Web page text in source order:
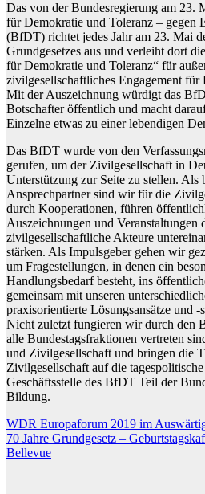
Das von der Bundesregierung am 23.
für Demokratie und Toleranz – gegen
(BfDT) richtet jedes Jahr am 23. Mai
Grundgesetzes aus und verleiht dort
für Demokratie und Toleranz“ für
zivilgesellschaftliches Engagement für
Mit der Auszeichnung würdigt das
Botschafter öffentlich und macht
Einzelne etwas zu einer lebendigen
Das BfDT wurde von den
gerufen, um der Zivilgesellschaft in
Unterstützung zur Seite zu stellen. Als
Ansprechpartner sind wir für die
durch Kooperationen, führen
Auszeichnungen und Veranstaltungen
zivilgesellschaftliche Akteure
stärken. Als Impulsgeber gehen wir
um Fragestellungen, in denen ein
Handlungsbedarf besteht, ins
gemeinsam mit unseren
praxisorientierte Lösungsansätze und
Nicht zuletzt fungieren wir durch den
alle Bundestagsfraktionen vertreten
und Zivilgesellschaft und bringen die
Zivilgesellschaft auf die
Geschäftsstelle des BfDT Teil der
Bildung.
Beitragsnavigation
WDR Europaforum 2019 im
70 Jahre Grundgesetz –
Bellevue